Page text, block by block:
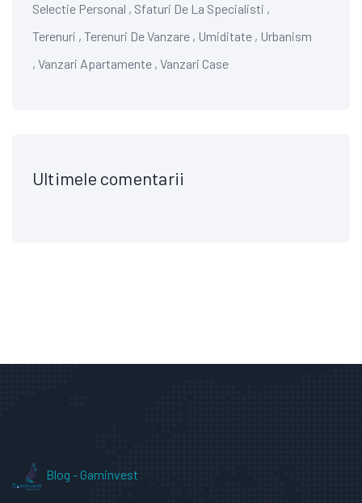
Selectie Personal , Sfaturi De La Specialisti ,
Terenuri , Terenuri De Vanzare , Umiditate , Urbanism
, Vanzari Apartamente , Vanzari Case
Ultimele comentarii
Blog - Gaminvest